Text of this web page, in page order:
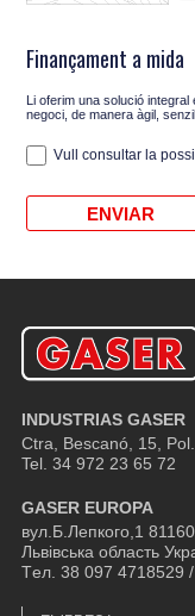
Finançament a mida
Li oferim una solució
negoci, de manera àgil,
Vull consultar la
INDUSTRIAS GASER
Ctra, Bescanó, 15,
Tel. 34 972 23 65 72
GASER EUROPA
вул.Б.Лепкого,1
Львівська область
Tел. 38 097 4718529